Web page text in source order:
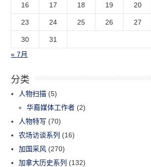
16 17 18 19 20
23 24 25 26 27
30
31
« 7月
分类
人物扫描 (5)
华裔媒体工作者 (2)
人物特写 (70)
农场访谈系列 (16)
加国采风 (270)
加拿大历史系列 (132)